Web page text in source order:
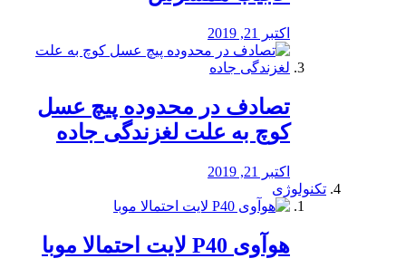
اکتبر 21, 2019
تصادف در محدوده پیچ عسل
کوچ به علت لغزندگی جاده
اکتبر 21, 2019
تکنولوژی
هوآوی P40 لایت احتمالا موبا